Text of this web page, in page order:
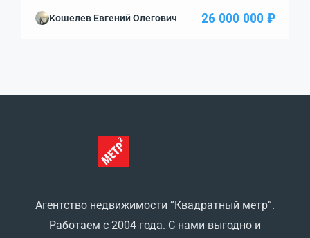
административно-бытовой комплекс с 8
Кошелев Евгений Олегович 26 000 000 ₽
Агентство недвижимости “Квадратный метр”.
Работаем с 2004 года. С нами выгодно и